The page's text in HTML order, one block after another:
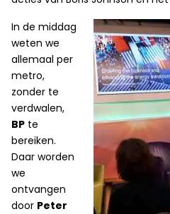
In de middag
weten we
allemaal per
metro,
zonder te
verdwalen,
BP te
bereiken.
Daar worden
we
ontvangen
door Peter